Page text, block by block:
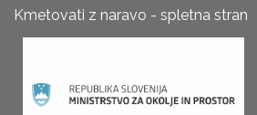
Kmetovati z naravo - spletna stran